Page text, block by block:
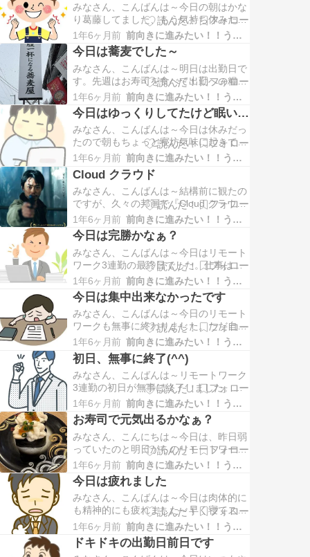
みなさん、こんばんは～今日の朝はかな
り葛藤してました、もう気持ち休みた～
いって感じでもさもさと起きてどうする
かぁ…みたいに思いながら今日のスタッ
フの出勤情報を見たら自分含めて二人、
自分が休むと一人になるのでかなりヤバ
いという事が判って絶対に行かないとい
けないというのが判って心を決…
1年6ヶ月前 前向きに進みたい！！うつな自分
今日は蕎麦でした～
みなさん、こんばんは～明日は出勤日で
す。先週はお寿司を食べて出勤への糧と
したんですが、今週は蕎麦を食べてきま
した。近所にある蕎麦屋さんなんです
が、ちょっと変わっている看板があって
『腹一杯になる蕎麦屋』という看板が掲
げられた蕎麦屋さんでずっと気になって
いたんです。行ってみたら『かし…
1年6ヶ月前 前向きに進みたい！！うつな自分
今日はゆっくりしてたけど眠い…
みなさん、こんばんは～今日は休みだっ
たので朝もちょっと寝坊気味に起きて7
時過ぎに起床。朝食後からメルカリで出
品している商品の作成、その後、商品の
発送、図書館などの用事があったのでち
ょっと外出。昼食後に眠気が…商品の作
成がまだ残っていたけど耐え切れずお昼
寝をしました。途中、ここあが…
1年6ヶ月前 前向きに進みたい！！うつな自分
Cloud クラウド
みなさん、こんばんは～結構前に観たの
ですが、久々の邦画で『Cloud クラウ
ド』です。主演は菅田将暉でサスペンス
になるのかなぁ？タイトルから見たらIT
系？って思いましたが、全く関係なくも
ないけど転売ヤーの話です。転売ヤーで
ある菅田将暉を中心に転売によって恨み
をかったり、全然関係な…
1年6ヶ月前 前向きに進みたい！！うつな自分
今日は完勝かなぁ？
みなさん、こんばんは～今日はリモート
ワーク3連勤の最終日でした。仕事は順
調に進み、目標にしていた実装する機能
は無事に実装しリリースしました。来週
からは実装予定の機能はちょっと手ごわ
く、既存実装されている機能の修正も多
岐に及ぶのでどうなるか…まずは月曜日
の出勤を上手くクリアしないと…
1年6ヶ月前 前向きに進みたい！！うつな自分
今日は集中出来なかったです
みなさん、こんばんは～今日のリモート
ワークも無事に終わりました。ただ自分
的にはちょっと満足のいく出来ではあり
ませんでした。気持ち的に辛いとかはな
かったんですけど集中出来ず、ぼ～っと
してたり、休憩ばかりしてた感じでし
た。自己嫌悪です(TT)明日は集中してち
ゃんと満足のいく仕事をした…
1年6ヶ月前 前向きに進みたい！！うつな自分
初日、無事に終了(^^)
みなさん、こんばんは～リモートワーク
3連勤の初日が無事に終了しました。ク
リアしたかった仕事内容は全クリは出来
なかったけど着実に前進しています。全
部とまではいかないけど今週中にはリリ
ースしたいです。目標ですね。あと2日
間、今日は明日に向けてどうやって元気
を出そうかなぁ？流石にもうお…
1年6ヶ月前 前向きに進みたい！！うつな自分
お寿司で元気出るかなぁ？
みなさん、こんにちは～今日は、昨日弱
っていたのと明日からのリモートワーク
3連勤に向けて元気を出そうとお寿司を
食べに行ってきました。好きな食べ物の
１つでもあるお寿司です！！お店は札幌
市内では人気の『トリトン』です。手頃
な価格で新鮮で美味しいお寿司が食べら
れます。今日も本日のおススメ…
1年6ヶ月前 前向きに進みたい！！うつな自分
今日は疲れました
みなさん、こんばんは～今日は肉体的に
も精神的にも疲れました～早く寝てスッ
キリしたいです。明日は休み、明後日か
らリモートワークの3連勤です。果たし
て上手く仕事をこなせるかなぁ？ちょっ
1年6ヶ月前 前向きに進みたい！！うつな自分
ドキドキの出勤日前日です